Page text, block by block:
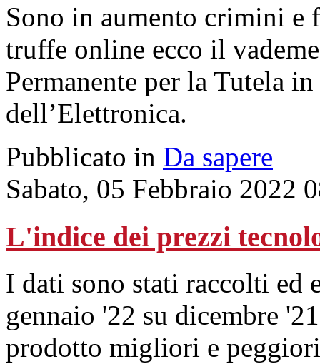
Sono in aumento crimini
truffe online ecco il
Permanente per la Tutela
dell’Elettronica.
Pubblicato in Da sapere
Sabato, 05 Febbraio 2022
L'indice dei prezzi
I dati sono stati raccolti ed
gennaio '22 su dicembre
prodotto migliori e